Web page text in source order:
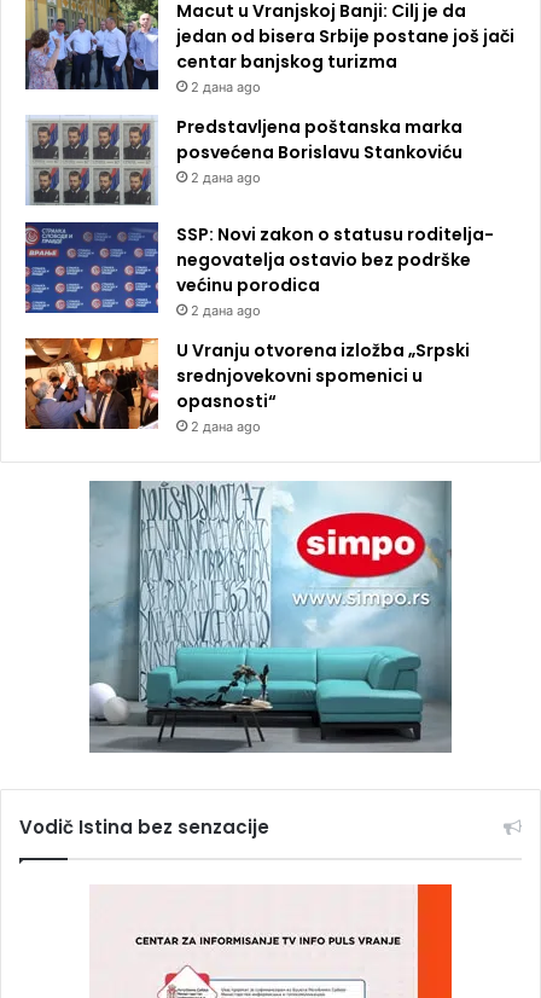
Macut u Vranjskoj Banji: Cilj je da
jedan od bisera Srbije postane još jači
centar banjskog turizma
2 дана ago
Predstavljena poštanska marka
posvećena Borislavu Stankoviću
2 дана ago
SSP: Novi zakon o statusu roditelja-
negovatelja ostavio bez podrške
većinu porodica
2 дана ago
U Vranju otvorena izložba „Srpski
srednjovekovni spomenici u
opasnosti“
2 дана ago
Vodič Istina bez senzacije